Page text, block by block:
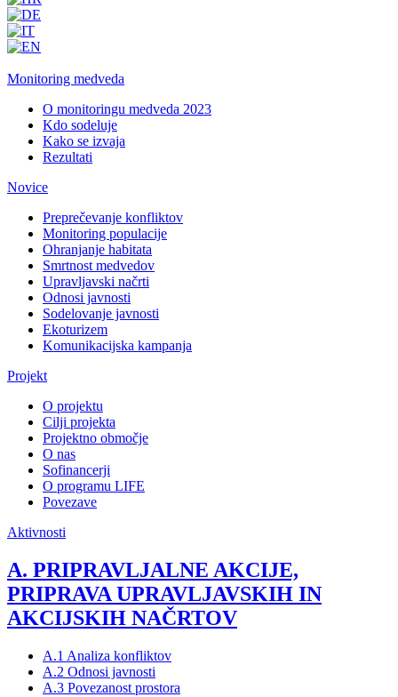
Monitoring medveda
O monitoringu medveda 2023
Kdo sodeluje
Kako se izvaja
Rezultati
Novice
Preprečevanje konfliktov
Monitoring populacije
Ohranjanje habitata
Smrtnost medvedov
Upravljavski načrti
Odnosi javnosti
Sodelovanje javnosti
Ekoturizem
Komunikacijska kampanja
Projekt
O projektu
Cilji projekta
Projektno območje
O nas
Sofinancerji
O programu LIFE
Povezave
Aktivnosti
A. PRIPRAVLJALNE AKCIJE,
PRIPRAVA UPRAVLJAVSKIH IN
AKCIJSKIH NAČRTOV
A.1 Analiza konfliktov
A.2 Odnosi javnosti
A.3 Povezanost prostora